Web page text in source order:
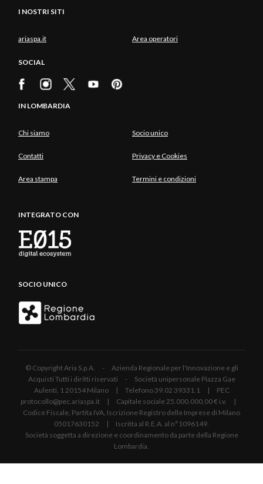
I NOSTRI SITI
ariaspa.it Area operatori
SOCIAL
IN LOMBARDIA
Chi siamo Socio unico
Contatti Privacy e Cookies
Area stampa Termini e condizioni
INTEGRATO CON
SOCIO UNICO
© Copyright Aria S.p.A. - Azienda Regionale per l'Innovazione e gli
Acquisti Tutti i diritti riservati - Società unipersonale Piazza Gae
Aulenti, 1 20154 Milano | Telefono 39.02 39331.1 | PEC
protocollo@pec.ariaspa.it | Capitale sociale 25.000.000,00 € i.v. |
Codice Fiscale, Partita IVA, Iscrizione Registro delle Imprese di Milano
05017630152 | Iscritta al R.E.A. al n°1096149.
Società soggetta a direzione e coordinamento da parte della Regione
Lombardia.